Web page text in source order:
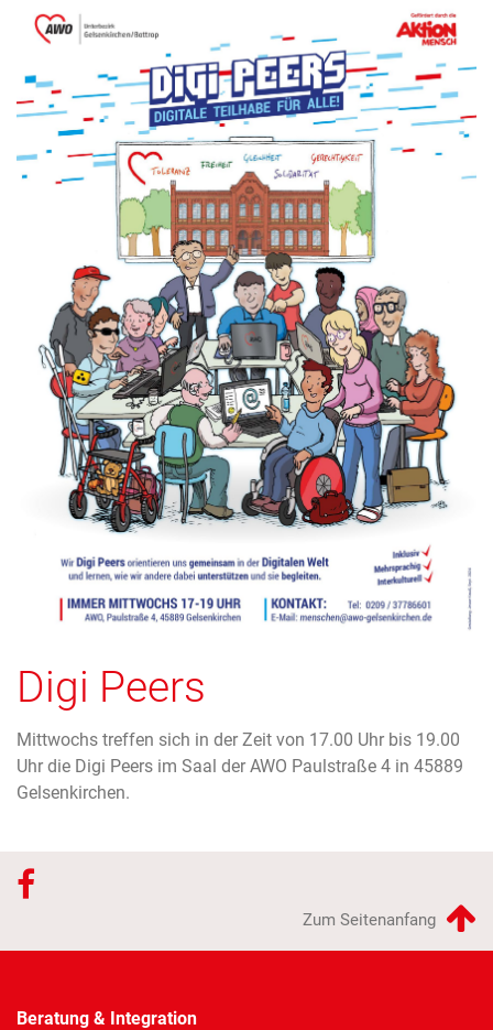
Digi Peers
Mittwochs treffen sich in der Zeit von 17.00 Uhr bis 19.00
Uhr die Digi Peers im Saal der AWO Paulstraße 4 in 45889
Gelsenkirchen.
Zum Seitenanfang
Beratung & Integration